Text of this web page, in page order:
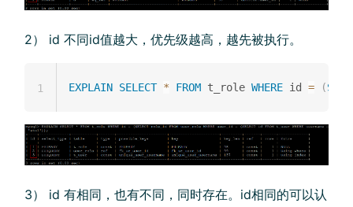
2） id 不同id值越大，优先级越高，越先被执行。
EXPLAIN SELECT * FROM t_role WHERE id = (
1
3） id 有相同，也有不同，同时存在。id相同的可以认